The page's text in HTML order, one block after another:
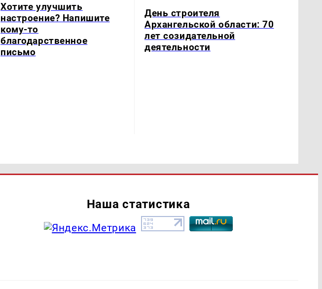
Хотите улучшить
настроение? Напишите
кому-то
благодарственное
письмо
День строителя
Архангельской области: 70
лет созидательной
деятельности
Наша статистика